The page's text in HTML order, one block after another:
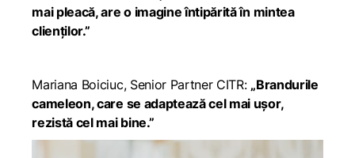
mai pleacă, are o imagine întipărită în mintea
clienților.”
Mariana Boiciuc, Senior Partner CITR: „Brandurile
cameleon, care se adaptează cel mai ușor,
rezistă cel mai bine.”